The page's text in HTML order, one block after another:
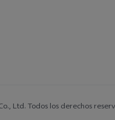
Ltd. Todos los derechos